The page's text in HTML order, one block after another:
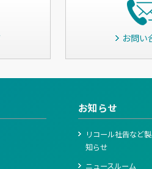
お問い
お知らせ
リコール社告など
知らせ
ニュースルーム